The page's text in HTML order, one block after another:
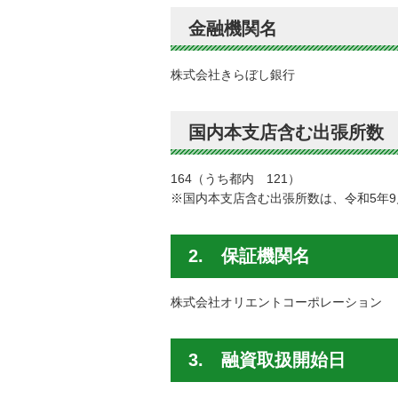
金融機関名
株式会社きらぼし銀行
国内本支店含む出張所数
164（うち都内 121）
※国内本支店含む出張所数は、令和5年
2. 保証機関名
株式会社オリエントコーポレーション
3. 融資取扱開始日